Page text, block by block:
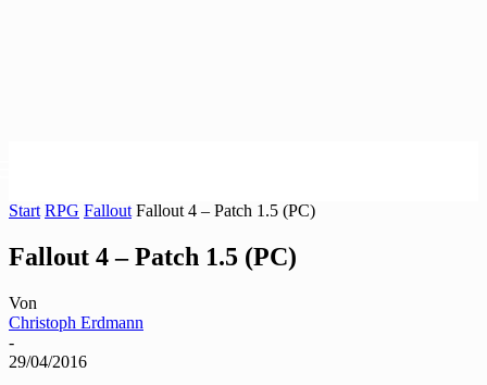
Start RPG Fallout Fallout 4 – Patch 1.5 (PC)
Fallout 4 – Patch 1.5 (PC)
Von
Christoph Erdmann
-
29/04/2016